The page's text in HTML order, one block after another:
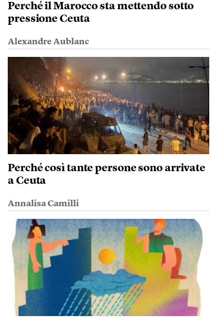
Perché il Marocco sta mettendo sotto
pressione Ceuta
Alexandre Aublanc
Perché così tante persone sono arrivate
a Ceuta
Annalisa Camilli